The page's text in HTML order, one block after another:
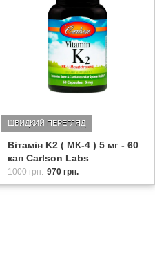
Вітамін K2 ( МК-4 ) 5 мг - 60
кап Carlson Labs
ШВИДКИЙ ПЕРЕГЛЯД
1000 грн. 970 грн.